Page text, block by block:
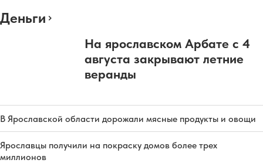
Деньги
На ярославском Арбате с 4
августа закрывают летние
веранды
В Ярославской области дорожали мясные продукты и овощи
Ярославцы получили на покраску домов более трех
миллионов